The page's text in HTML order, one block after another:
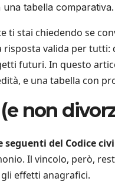
tabella comparativa.
ti stai chiedendo se
risposta valida per tutti:
futuri. In questo
e una tabella con
non
seguenti del Codice
Il vincolo, però,
effetti anagrafici.